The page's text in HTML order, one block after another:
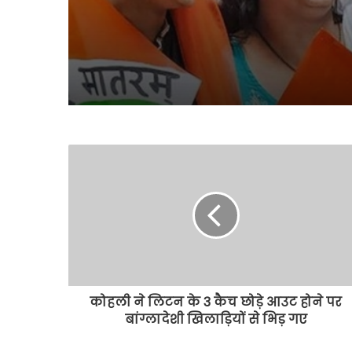
कोहली ने लिटन के 3 कैच छोड़े आउट होने पर
बांग्लादेशी खिलाड़ियों से भिड़ गए